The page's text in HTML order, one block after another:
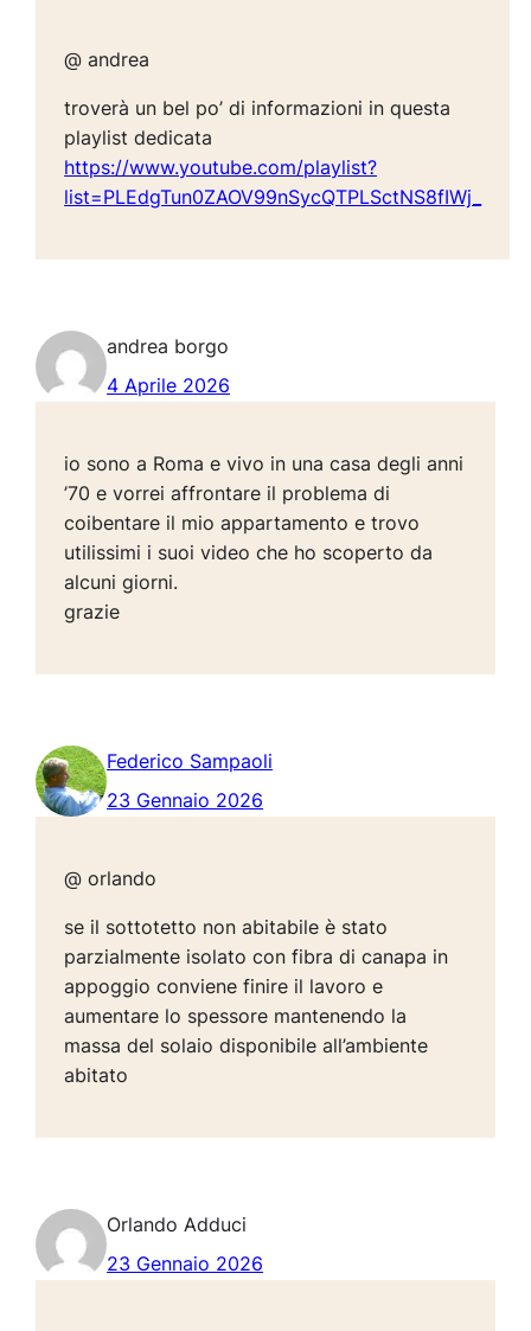
@ andrea
troverà un bel po’ di informazioni in questa
playlist dedicata
https://www.youtube.com/playlist?
list=PLEdgTun0ZAOV99nSycQTPLSctNS8fIWj_
andrea borgo
4 Aprile 2026
io sono a Roma e vivo in una casa degli anni
’70 e vorrei affrontare il problema di
coibentare il mio appartamento e trovo
utilissimi i suoi video che ho scoperto da
alcuni giorni.
grazie
Federico Sampaoli
23 Gennaio 2026
@ orlando
se il sottotetto non abitabile è stato
parzialmente isolato con fibra di canapa in
appoggio conviene finire il lavoro e
aumentare lo spessore mantenendo la
massa del solaio disponibile all’ambiente
abitato
Orlando Adduci
23 Gennaio 2026